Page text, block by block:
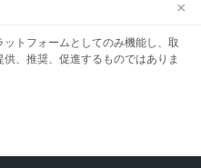
browsing experience.
you agree to our use
×
トフォームとしてのみ機能し、取
、推奨、促進するものではありま